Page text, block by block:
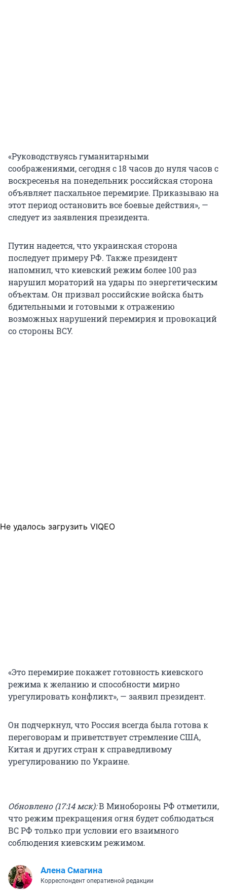
«Руководствуясь гуманитарными
соображениями, сегодня с 18 часов до нуля часов с
воскресенья на понедельник российская сторона
объявляет пасхальное перемирие. Приказываю на
этот период остановить все боевые действия», —
следует из заявления президента.
Путин надеется, что украинская сторона
последует примеру РФ. Также президент
напомнил, что киевский режим более 100 раз
нарушил мораторий на удары по энергетическим
объектам. Он призвал российские войска быть
бдительными и готовыми к отражению
возможных нарушений перемирия и провокаций
со стороны ВСУ.
Не удалось загрузить VIQEO
«Это перемирие покажет готовность киевского
режима к желанию и способности мирно
урегулировать конфликт», — заявил президент.
Он подчеркнул, что Россия всегда была готова к
переговорам и приветствует стремление США,
Китая и других стран к справедливому
урегулированию по Украине.
Обновлено (17:14 мск):В Минобороны РФ отметили,
что режим прекращения огня будет соблюдаться
ВС РФ только при условии его взаимного
соблюдения киевским режимом.
Алена Смагина
Корреспондент оперативной редакции